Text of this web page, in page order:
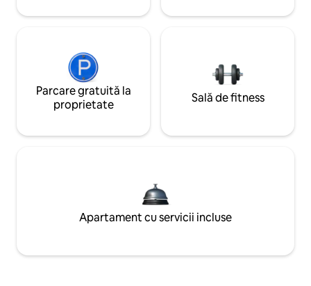
Parcare gratuită la
proprietate
Sală de fitness
Apartament cu servicii incluse